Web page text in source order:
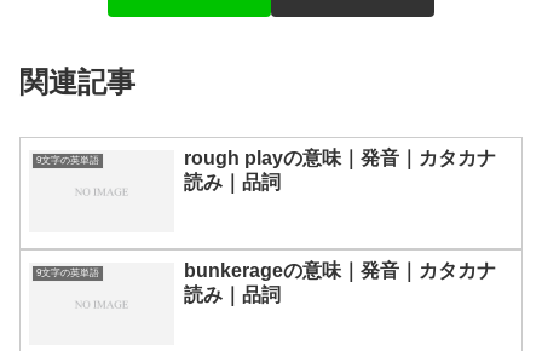
関連記事
9文字の英単語
rough playの意味｜発音｜カタカナ
読み｜品詞
9文字の英単語
bunkerageの意味｜発音｜カタカナ
読み｜品詞